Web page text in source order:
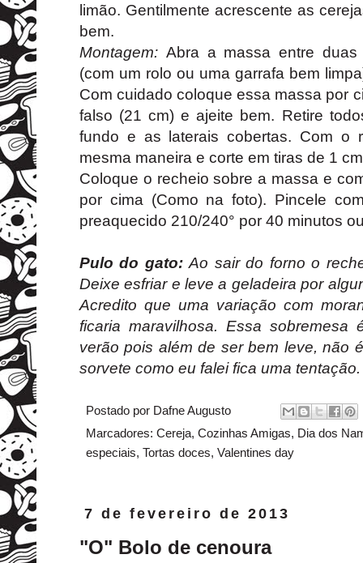
limão. Gentilmente acrescente as
bem.
Montagem: Abra a massa entre
(com um rolo ou uma garrafa bem
Com cuidado coloque essa massa por
falso (21 cm) e ajeite bem. Retire
fundo e as laterais cobertas. Com o
mesma maneira e corte em tiras de 1
Coloque o recheio sobre a massa e
por cima (Como na foto). Pincele
preaquecido 210/240° por 40 minutos
Pulo do gato:Ao sair do forno o
Deixe esfriar e leve a geladeira por
Acredito que uma variação com
ficaria maravilhosa. Essa
verão pois além de ser bem leve, não
sorvete como eu falei fica uma tentação.
Postado por Dafne Augusto
Marcadores: Cereja, Cozinhas Amigas, Dia dos
especiais, Tortas doces, Valentines day
7 de fevereiro de 2013
"O" Bolo de cenoura